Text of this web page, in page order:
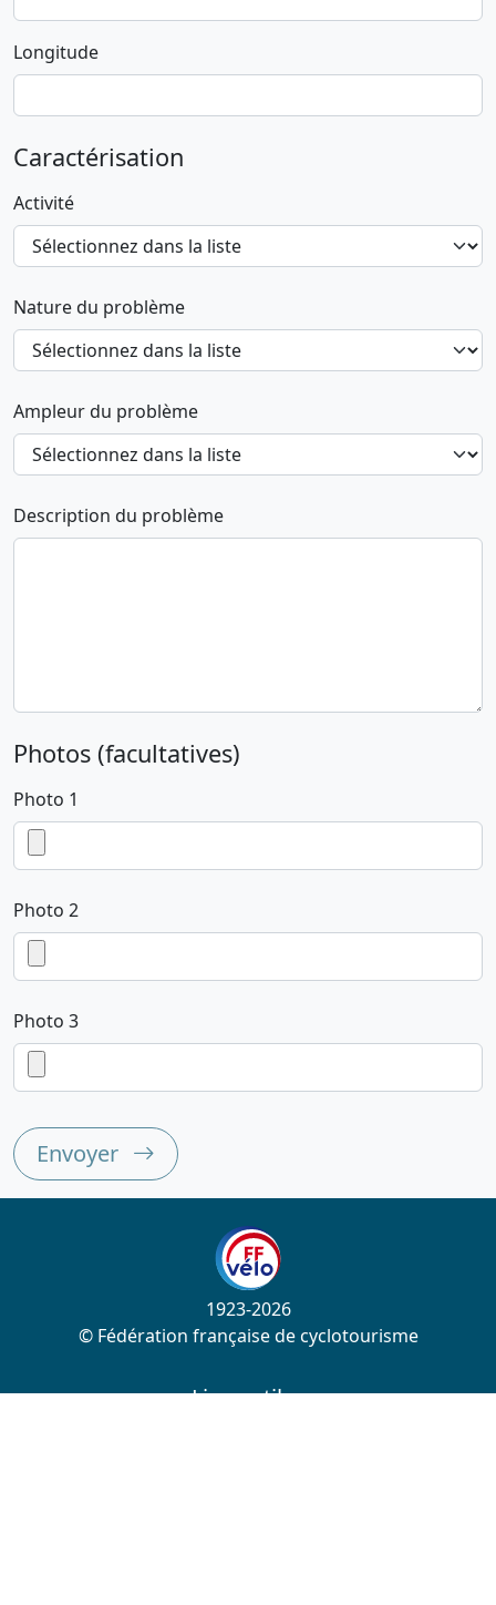
Longitude
Caractérisation
Activité
Nature du problème
Ampleur du problème
Description du problème
Photos (facultatives)
Photo 1
Photo 2
Photo 3
Envoyer
1923-2026
© Fédération française de cyclotourisme
Liens utiles